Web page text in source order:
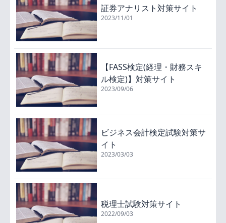
証券アナリスト対策サイト
2023/11/01
【FASS検定(経理・財務スキ
ル検定)】対策サイト
2023/09/06
ビジネス会計検定試験対策サ
イト
2023/03/03
税理士試験対策サイト
2022/09/03